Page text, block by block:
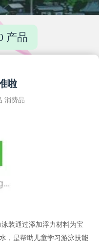
产品
啦
消费品
，是帮助儿童学习游泳技能